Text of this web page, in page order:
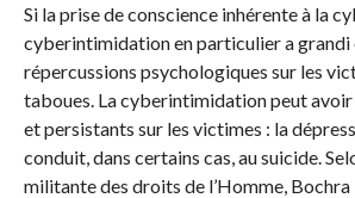
Si la prise de conscience inhérente à la
cyberintimidation en particulier a grandi
répercussions psychologiques sur les
taboues. La cyberintimidation peut
et persistants sur les victimes : la
conduit, dans certains cas, au suicide.
militante des droits de l’Homme,